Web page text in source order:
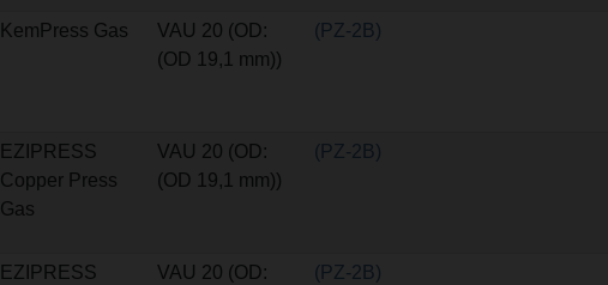
KemPress Gas
VAU 20 (OD:
(OD 19,1 mm))
(PZ-2B)
EZIPRESS
Copper Press
Gas
VAU 20 (OD:
(OD 19,1 mm))
(PZ-2B)
EZIPRESS
VAU 20 (OD:
(PZ-2B)